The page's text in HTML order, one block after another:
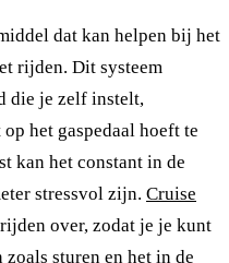
dat kan helpen bij het
rijden. Dit systeem
die je zelf instelt,
het gaspedaal hoeft te
kan het constant in de
stressvol zijn. Cruise
over, zodat je je kunt
zoals sturen en het in de